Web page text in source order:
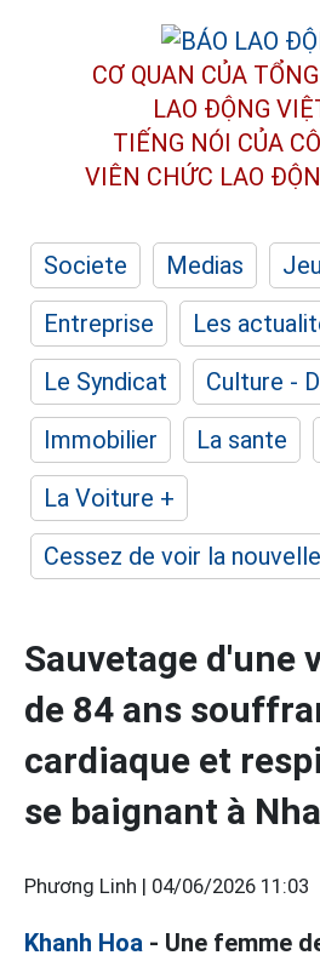
CƠ QUAN CỦA
LAO ĐỘNG
TIẾNG NÓI CỦA
VIÊN CHỨC LAO
Societe Medias
Entreprise
Les
Le Syndicat
Culture -
Immobilier
La sante
La Voiture +
Cessez de voir la
Sauvetage d'une
de 84 ans
cardiaque et
se baignant à
Phương Linh | 04/06/2026 11:03
Khanh Hoa - Une femme